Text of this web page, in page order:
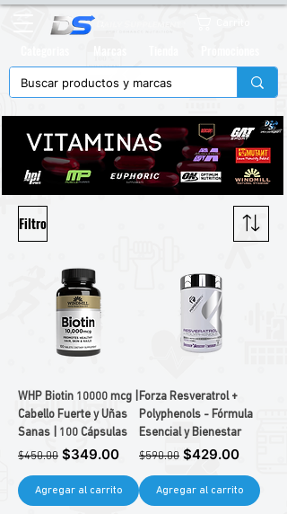
Filtro
WHP Biotin 10000 mcg |
Cabello Fuerte y Uñas
Sanas | 100 Cápsulas
Precio
$450.00 Precio de oferta
$349.00
Agregar al carrito
Forza Resveratrol +
Polyphenols - Fórmula
Esencial y Bienestar
Precio
$590.00 Precio de oferta
$429.00
Agregar al carrito